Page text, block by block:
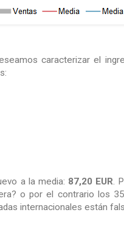
caracterizar el
a la media: 87,20 EUR.
o por el contrario los
internacionales están